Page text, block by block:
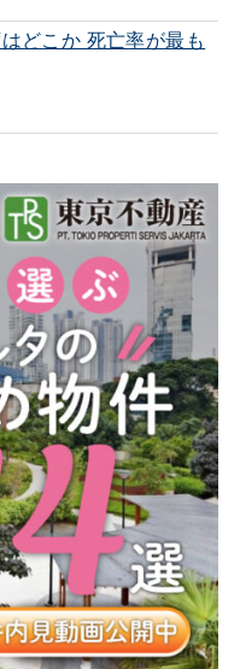
どこか 死亡率が最も